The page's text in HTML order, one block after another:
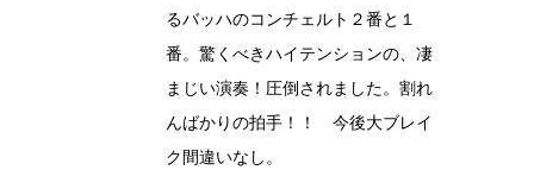
るバッハのコンチェルト２番と１
番。驚くべきハイテンションの、凄
まじい演奏！圧倒されました。割れ
んばかりの拍手！！ 今後大ブレイ
ク間違いなし。